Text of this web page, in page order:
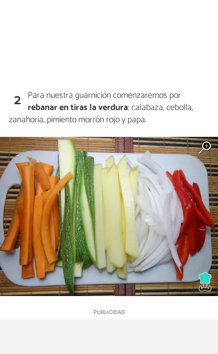
2 Para nuestra guarnición comenzaremos por
rebanar en tiras la verdura: calabaza, cebolla,
zanahoria, pimiento morrón rojo y papa.